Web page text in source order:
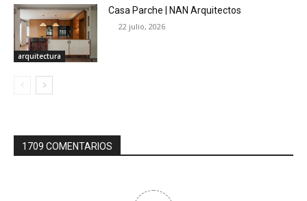
arquitectura
Casa Parche | NAN Arquitectos
22 julio, 2026
1709 COMENTARIOS